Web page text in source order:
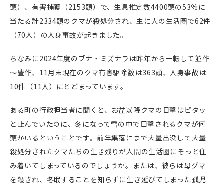
頭）、有害捕獲（2153頭）で、生息推定数4400頭の53％に
当たる計2334頭のクマが殺処分され、主に人の生活圏で62件
（70人）の人身事故が起きました。
ちなみに2024年度のブナ・ミズナラは昨年から一転して並作
～豊作、11月末現在のクマ有害駆除数は363頭、人身事故は
10件（11人）にとどまっています。
ある町の行政担当者に聞くと、お盆以降クマの目撃はピタッ
と止んでいたのに、冬になって雪の中で目撃されるクマが何
頭かいるということです。前年集落にまで大量出没して大量
殺処分されたクマたちの生き残りが人間の生活圏にそっと住
み着いてしまっているのでしょうか。または、彼らは母グマ
を殺され、冬眠することを知らずに生き延びてしまった孤児